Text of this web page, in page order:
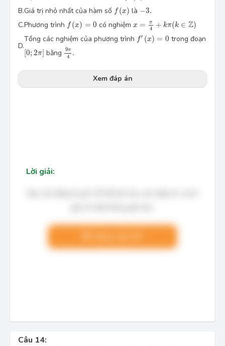
B.Giá trị nhỏ nhất của hàm số f (x)
f(x là −3.
3.
C.Phương trình f (x) = 0
f(x = có nghiệm x = π
4 + kπ(k ∈ Z)
4+ kπ ( ∈Z )
D.
Tổng các nghiệm của phương trình f′ (x) = 0
f′( x = trong đoạn
[0; 2π]
[0 2 ] bằng 9π
4 .
9π
Xem đáp án
Lời giải:
Câu 14: